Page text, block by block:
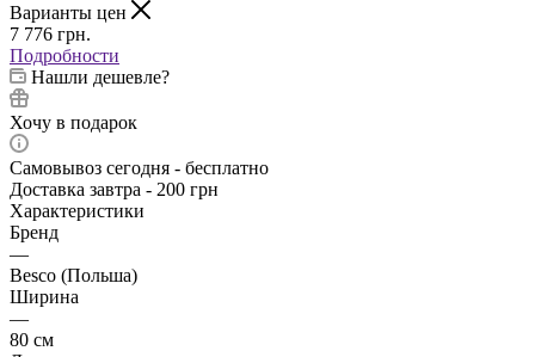
Варианты цен
7 776 грн.
Подробности
Нашли дешевле?
Хочу в подарок
Самовывоз сегодня - бесплатно
Доставка завтра - 200 грн
Характеристики
Бренд
—
Besco (Польша)
Ширина
—
80 см